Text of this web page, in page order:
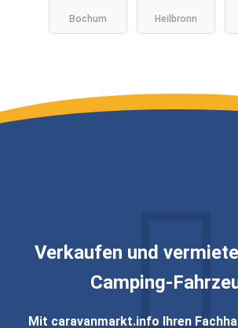
Bochum
KG
Heilbronn
Verkaufen und
Camping-
Mit caravanmarkt.info Ihren